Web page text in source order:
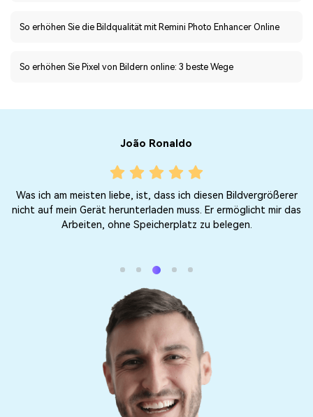
So erhöhen Sie die Bildqualität mit Remini Photo Enhancer Online
So erhöhen Sie Pixel von Bildern online: 3 beste Wege
João Ronaldo
Was ich am meisten liebe, ist, dass ich diesen Bildvergrößerer
nicht auf mein Gerät herunterladen muss. Er ermöglicht mir das
Arbeiten, ohne Speicherplatz zu belegen.